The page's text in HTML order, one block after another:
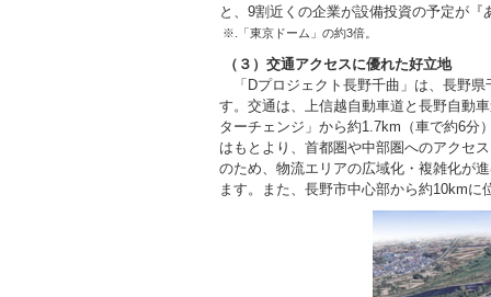
と、9割近くの企業が設備投資の予定が『
※.「東京ドーム」の約3倍。
（３）交通アクセスに優れた好立地
「Dプロジェクト長野千曲」は、長野県
す。交通は、上信越自動車道と長野自動
ターチェンジ」から約1.7km（車で約6分
はもとより、首都圏や中部圏へのアクセ
のため、物流エリアの広域化・複雑化が
ます。また、長野市中心部から約10km